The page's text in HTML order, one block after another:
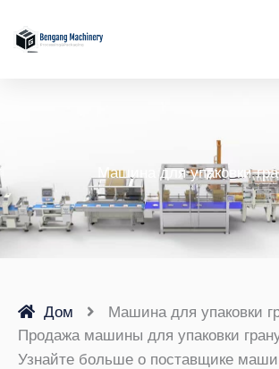
Машина для упаковки
Дом
Машина для упаковки
Продажа машины для упаковки
Узнайте больше о поставщике